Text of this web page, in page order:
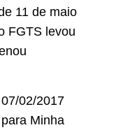
11 de maio
FGTS levou
02/2017
Minha